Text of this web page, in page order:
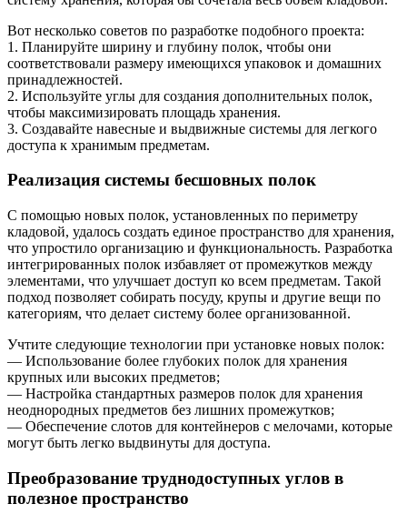
Вот несколько советов по разработке подобного проекта:
1. Планируйте ширину и глубину полок, чтобы они
соответствовали размеру имеющихся упаковок и домашних
принадлежностей.
2. Используйте углы для создания дополнительных полок,
чтобы максимизировать площадь хранения.
3. Создавайте навесные и выдвижные системы для легкого
доступа к хранимым предметам.
Реализация системы бесшовных полок
С помощью новых полок, установленных по периметру
кладовой, удалось создать единое пространство для хранения,
что упростило организацию и функциональность. Разработка
интегрированных полок избавляет от промежутков между
элементами, что улучшает доступ ко всем предметам. Такой
подход позволяет собирать посуду, крупы и другие вещи по
категориям, что делает систему более организованной.
Учтите следующие технологии при установке новых полок:
— Использование более глубоких полок для хранения
крупных или высоких предметов;
— Настройка стандартных размеров полок для хранения
неоднородных предметов без лишних промежутков;
— Обеспечение слотов для контейнеров с мелочами, которые
могут быть легко выдвинуты для доступа.
Преобразование труднодоступных углов в
полезное пространство